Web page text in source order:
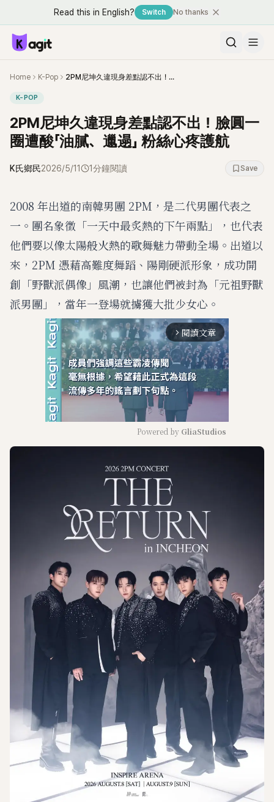
Read this in English? Switch No thanks
Home K-Pop 2PM尼坤久違現身差點認不出！臉圓一圈遭酸「油膩、邋遢」 粉絲心疼護航
K-POP
2PM尼坤久違現身差點認不出！臉圓一
圈遭酸「油膩、邋遢」 粉絲心疼護航
K氏鄉民2026/5/11 1分鐘閱讀 Save
2008 年出道的南韓男團 2PM，是二代男團代表之
一。團名象徵「一天中最炙熱的下午兩點」，也代表
他們要以像太陽般火熱的歌舞魅力帶動全場。出道以
來，2PM 憑藉高難度舞蹈、陽剛硬派形象，成功開
創「野獸派偶像」風潮，也讓他們被封為「元祖野獸
派男團」，當年一登場就擄獲大批少女心。
arrow_forward_ios 閱讀文章
Powered by GliaStudios